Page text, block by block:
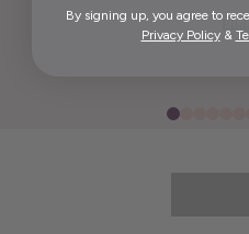
By signing up, you agree to
Privacy Policy&